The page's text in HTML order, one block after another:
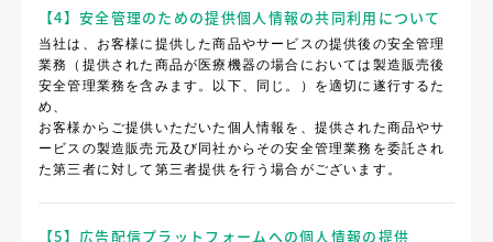
【4】安全管理のための提供個人情報の共同利用について
当社は、お客様に提供した商品やサービスの提供後の安全管理
業務（提供された商品が医療機器の場合においては製造販売後
安全管理業務を含みます。以下、同じ。）を適切に遂行するた
め、
お客様からご提供いただいた個人情報を、提供された商品やサ
ービスの製造販売元及び同社からその安全管理業務を委託され
た第三者に対して第三者提供を行う場合がございます。
【5】広告配信プラットフォームへの個人情報の提供